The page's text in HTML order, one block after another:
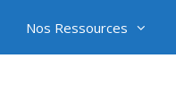
Nos Ressources